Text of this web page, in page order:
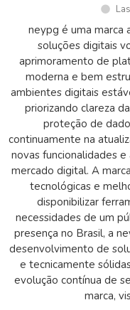
neypg é uma marca
soluções digitais
aprimoramento de
moderna e bem
ambientes digitais
priorizando clareza
proteção de
continuamente na
novas funcionalidades
mercado digital. A
tecnológicas e
disponibilizar
necessidades de um
presença no Brasil, a
desenvolvimento de
e tecnicamente
evolução contínua de
marca,